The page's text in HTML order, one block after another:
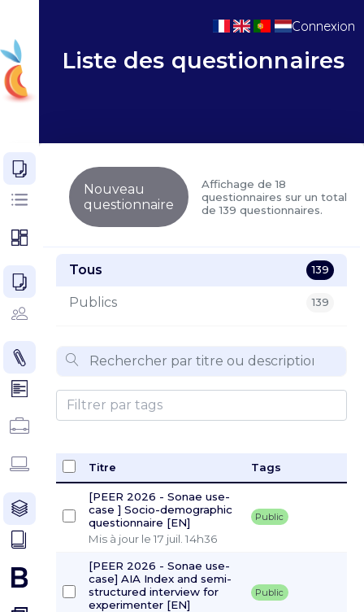
Connexion
Liste des questionnaires
Nouveau
questionnaire
Affichage de 18
questionnaires sur un total
de 139 questionnaires.
Tous 139
Publics 139
Titre Tags
[PEER 2026 - Sonae use-
case ] Socio-demographic
questionnaire [EN]
Mis à jour le 17 juil. 14h36
Public
[PEER 2026 - Sonae use-
case] AIA Index and semi-
structured interview for
experimenter [EN]
Public